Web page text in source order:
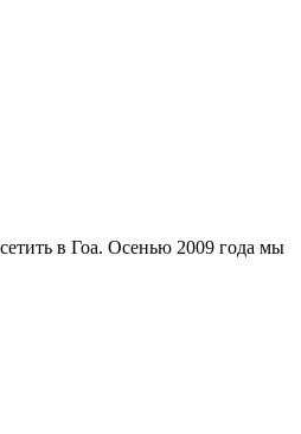
в Гоа. Осенью 2009 года мы